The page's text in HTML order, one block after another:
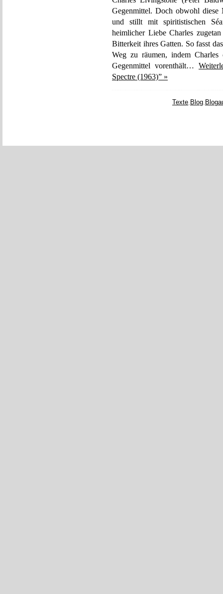
Gegenmittel. Doch obwohl diese
und stillt mit spiritistischen
heimlicher Liebe Charles
Bitterkeit ihres Gatten. So fasst
Weg zu räumen, indem Charles
Gegenmittel vorenthält…
Spectre (1963)” »
Texte, Blog,